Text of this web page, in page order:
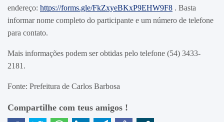
endereço: https://forms.gle/FkZxyeBKxP9EHW9F8 . Basta
informar nome completo do participante e um número de telefone
para contato.
Mais informações podem ser obtidas pelo telefone (54) 3433-
2181.
Fonte: Prefeitura de Carlos Barbosa
Compartilhe com teus amigos !